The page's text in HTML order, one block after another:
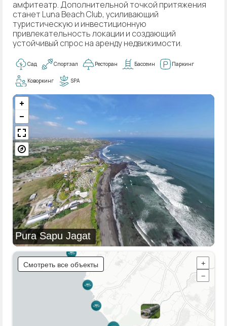
амфитеатр. Дополнительной точкой притяжения
станет Luna Beach Club, усиливающий
туристическую и инвестиционную
привлекательность локации и создающий
устойчивый спрос на аренду недвижимости.
Сад Спортзал Ресторан Бассеин Паркинг
Коворкинг SPA
Pura Sapu Jagat
Смотреть все объекты
+
−